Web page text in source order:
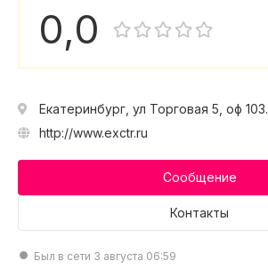
0,0
Екатеринбург, ул Торговая 5, оф 103.
http://www.exctr.ru
Сообщение
Контакты
Был в сети 3 августа 06:59